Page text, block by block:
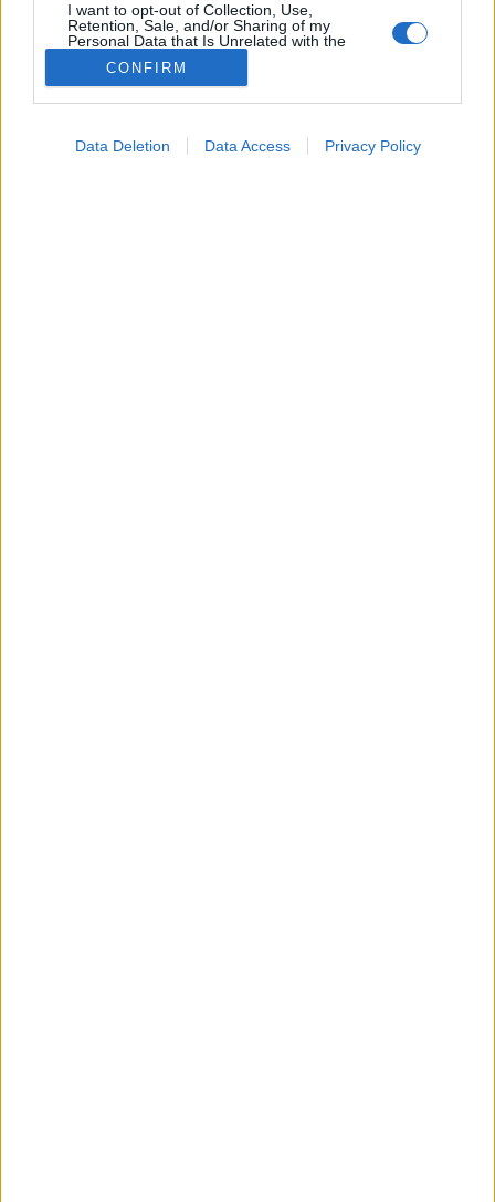
I want to opt-out of Collection, Use,
Retention, Sale, and/or Sharing of my
Personal Data that Is Unrelated with the
Purposes for which it was collected.
Opted Out
CONFIRM
Data Deletion Data Access Privacy Policy